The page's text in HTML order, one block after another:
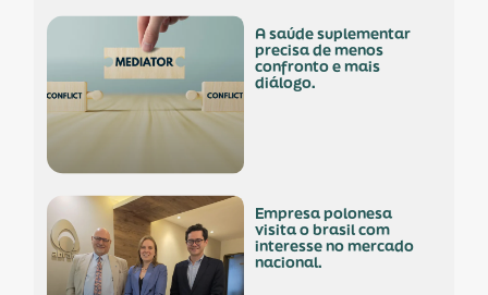
a saúde suplementar
precisa de menos
confronto e mais
diálogo.
empresa polonesa
visita o brasil com
interesse no mercado
nacional.